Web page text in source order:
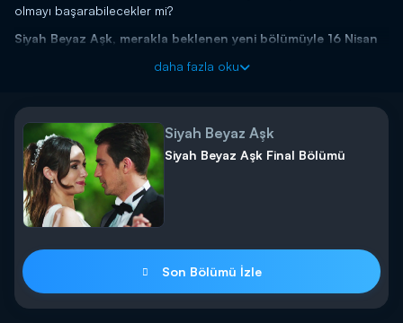
olmayı başarabilecekler mi?
Siyah Beyaz Aşk, merakla beklenen yeni bölümüyle 16 Nisan
daha fazla oku
Siyah Beyaz Aşk
Siyah Beyaz Aşk Final Bölümü
Son Bölümü İzle